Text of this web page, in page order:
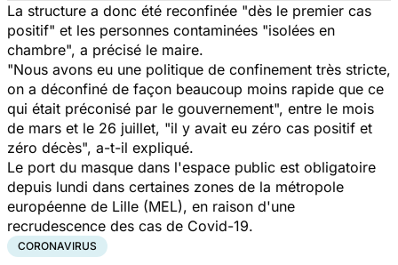
La structure a donc été reconfinée "dès le premier cas
positif" et les personnes contaminées "isolées en
chambre", a précisé le maire.
"Nous avons eu une politique de confinement très stricte,
on a déconfiné de façon beaucoup moins rapide que ce
qui était préconisé par le gouvernement", entre le mois
de mars et le 26 juillet, "il y avait eu zéro cas positif et
zéro décès", a-t-il expliqué.
Le port du masque dans l'espace public est obligatoire
depuis lundi dans certaines zones de la métropole
européenne de Lille (MEL), en raison d'une
recrudescence des cas de Covid-19.
CORONAVIRUS